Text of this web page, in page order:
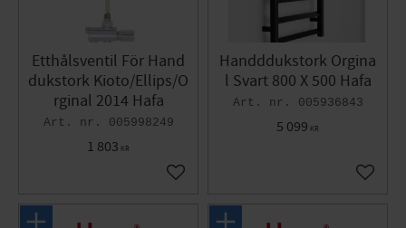
Etthålsventil För Hand
dukstork Kioto/Ellips/O
rginal 2014 Hafa
005998249
1 803 KR
Lägg till i favoriter
Handddukstork Orgina
l Svart 800 X 500 Hafa
005936843
5 099 KR
Lägg